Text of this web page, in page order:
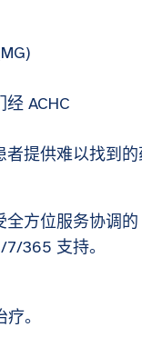
ACHC
者提供难以找到
全方位服务协调的
365 支持。
。